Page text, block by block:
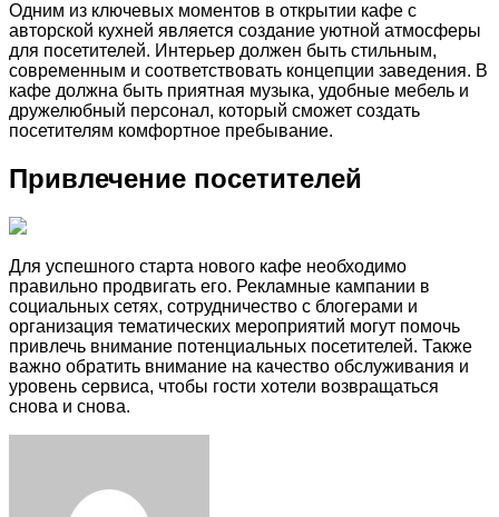
Одним из ключевых моментов в открытии кафе с
авторской кухней является создание уютной атмосферы
для посетителей. Интерьер должен быть стильным,
современным и соответствовать концепции заведения. В
кафе должна быть приятная музыка, удобные мебель и
дружелюбный персонал, который сможет создать
посетителям комфортное пребывание.
Привлечение посетителей
Для успешного старта нового кафе необходимо
правильно продвигать его. Рекламные кампании в
социальных сетях, сотрудничество с блогерами и
организация тематических мероприятий могут помочь
привлечь внимание потенциальных посетителей. Также
важно обратить внимание на качество обслуживания и
уровень сервиса, чтобы гости хотели возвращаться
снова и снова.